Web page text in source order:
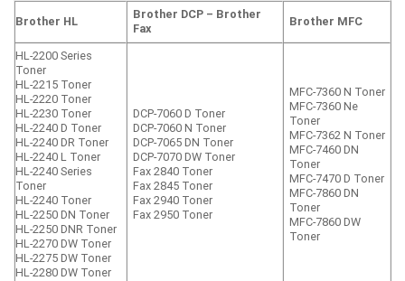
Brother HL
Brother DCP – Brother
Fax
Brother MFC
HL-2200 Series
Toner
HL-2215 Toner
HL-2220 Toner
HL-2230 Toner
HL-2240 D Toner
HL-2240 DR Toner
HL-2240 L Toner
HL-2240 Series
Toner
HL-2240 Toner
HL-2250 DN Toner
HL-2250 DNR Toner
HL-2270 DW Toner
HL-2275 DW Toner
HL-2280 DW Toner
DCP-7060 D Toner
DCP-7060 N Toner
DCP-7065 DN Toner
DCP-7070 DW Toner
Fax 2840 Toner
Fax 2845 Toner
Fax 2940 Toner
Fax 2950 Toner
MFC-7360 N Toner
MFC-7360 Ne
Toner
MFC-7362 N Toner
MFC-7460 DN
Toner
MFC-7470 D Toner
MFC-7860 DN
Toner
MFC-7860 DW
Toner